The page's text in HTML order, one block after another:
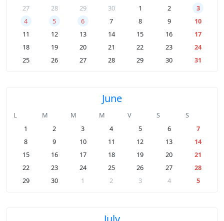
27
28 29 30 1 2
3
4
5 6 7 8 9
10
11
12 13 14 15 16
17
18
19 20 21 22 23
24
25
26 27 28 29 30 31
June
L M M M V S
S
1
2 3 4 5 6
7
8
9 10 11 12 13
14
15
16 17 18 19 20
21
22
23 24 25 26 27
28
29
30 1 2 3 4 5